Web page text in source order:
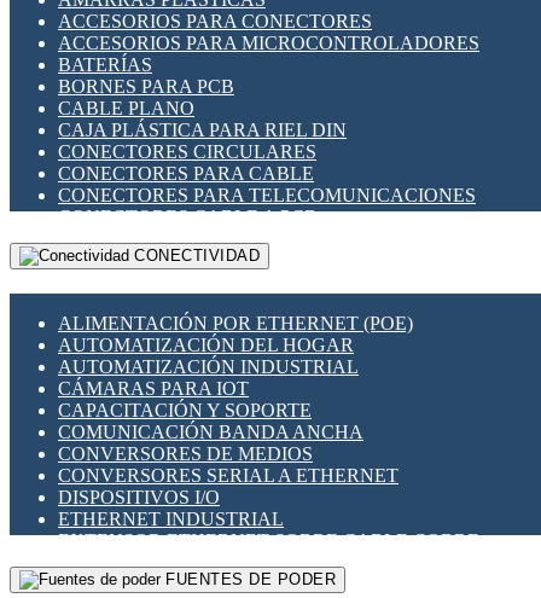
INDICADORES PARA PANEL
INTERFACES DE RELÉ
INTERRUPTORES FIN DE CARRERA
LLAVES CONMUTADORAS
MEDIDORES DE ENERGÍA Y TC'S DE CORRIENTE
MOTORES PASO A PASO
PANTALLAS HMI
PLC -CONTROLADORES LÓGICO PROGRAMABLES
PROGRAMADORES DE HORARIO
RELÉS DE PROTECCIÓN
SENSORES CAPACITIVOS
SENSORES INDUCTIVOS
TEMPORIZADORES
VARIACS
VARIADORES DE FRECUENCIA [VDF]
SECCIONADORES - INTERRUPTORES
MAQUINARIA
ACCESORIOS PARA CONECTORES
ACCESORIOS PARA MICROCONTROLADORES
BATERÍAS
BORNES PARA PCB
CABLE PLANO
CAJA PLÁSTICA PARA RIEL DIN
CONECTORES CIRCULARES
CONECTORES PARA CABLE
CONECTORES PARA TELECOMUNICACIONES
CONECTORES CABLE A PCB
CONECTORES PCB A CABLE
DIP SWITCHES
HERRAMIENTAS VARIAS
ILUMINACIÓN LED
INTERRUPTORES REED
INTERFACES DE RELÉ
OTROS RELÉS
PROTECCIÓN TÉRMICA
RELÉS AUTOMOTRICES
RELÉS DE SEÑAL
RELÉS DE ESTADO SÓLIDO SSR
RELÉS INDUSTRIALES
RELÉS MINIATURA DE POTENCIA
SENSORES MAGNÉTICOS
CONECTIVIDAD
ALIMENTACIÓN POR ETHERNET (POE)
AUTOMATIZACIÓN DEL HOGAR
AUTOMATIZACIÓN INDUSTRIAL
CÁMARAS PARA IOT
CAPACITACIÓN Y SOPORTE
COMUNICACIÓN BANDA ANCHA
CONVERSORES DE MEDIOS
CONVERSORES SERIAL A ETHERNET
DISPOSITIVOS I/O
ETHERNET INDUSTRIAL
EXTENSOR ETHERNET SOBRE CABLE COBRE
GATEWAY LORAWAN
GESTIÓN DE REDESFUENTES DE PODER